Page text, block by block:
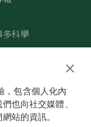
多科學
，包含個人化內
也向社交媒體、
站的資訊。